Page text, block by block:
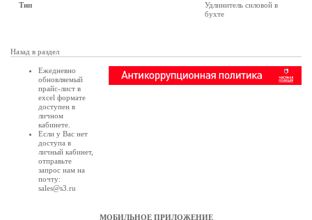
Тип
Удлинитель силовой в
бухте
Назад в раздел
Ежедневно
обновляемый
прайс-лист в
excel формате
доступен в
личном
кабинете
Если у Вас нет
доступа в
личный кабинет,
отправьте
запрос нам на
почту:
sales@s3.ru
МОБИЛЬНОЕ ПРИЛОЖЕНИЕ